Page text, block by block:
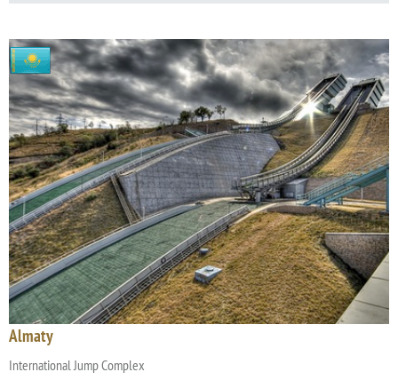
Almaty
International Jump Complex